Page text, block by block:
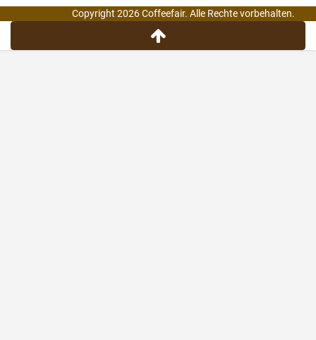
Copyright 2026 Coffeefair. Alle Rechte vorbehalten.